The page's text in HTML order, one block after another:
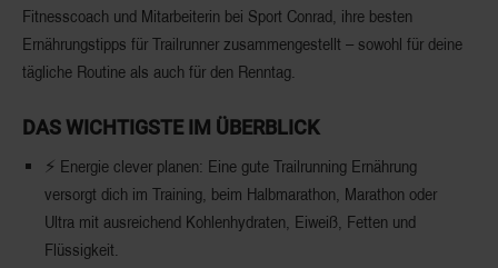
Fitnesscoach und Mitarbeiterin bei Sport Conrad, ihre besten
Ernährungstipps für Trailrunner zusammengestellt – sowohl für deine
tägliche Routine als auch für den Renntag.
DAS WICHTIGSTE IM ÜBERBLICK
⚡ Energie clever planen: Eine gute Trailrunning Ernährung
versorgt dich im Training, beim Halbmarathon, Marathon oder
Ultra mit ausreichend Kohlenhydraten, Eiweiß, Fetten und
Flüssigkeit.